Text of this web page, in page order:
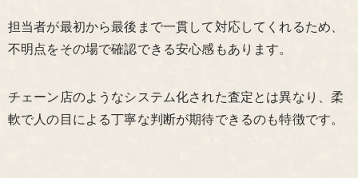
担当者が最初から最後まで一貫して対応してくれるため、
不明点をその場で確認できる安心感もあります。
チェーン店のようなシステム化された査定とは異なり、柔
軟で人の目による丁寧な判断が期待できるのも特徴です。